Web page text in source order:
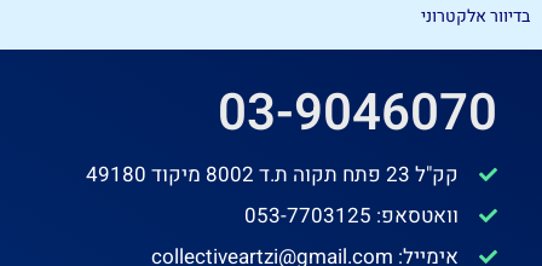
בדיוור אלקטרוני
03-9046070
קק"ל 23 פתח תקוה ת.ד 8002 מיקוד 49180
וואטסאפ: 053-7703125
אימייל: collectiveartzi@gmail.com